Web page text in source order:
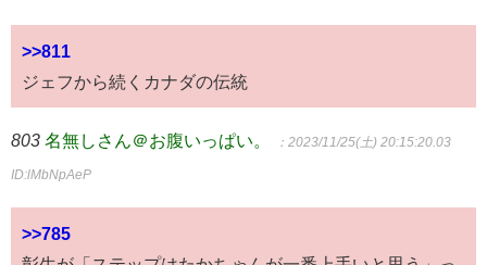
>>811
ジェフから続くカナダの伝統
803 名無しさん＠お腹いっぱい。 ：2023/11/25(土) 20:15:20.03
ID:lMbNpAeP
>>785